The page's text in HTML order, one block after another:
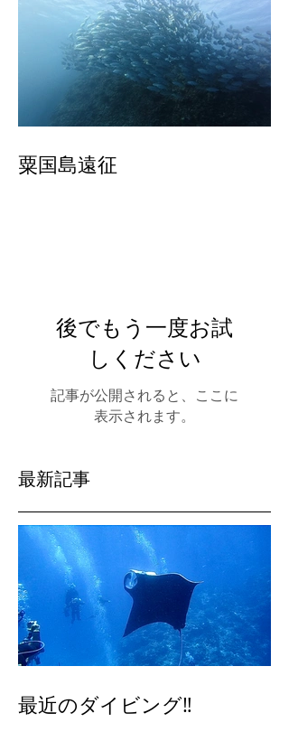
粟国島遠征
後でもう一度お試
しください
記事が公開されると、ここに
表示されます。
最新記事
最近のダイビング‼️